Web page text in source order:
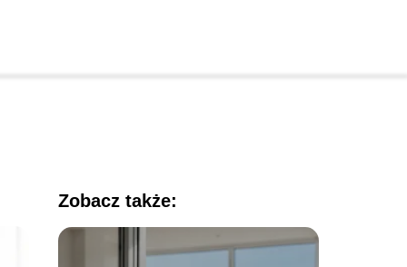
Zobacz także: